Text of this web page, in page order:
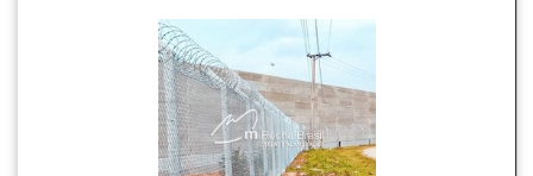
INFORMAÇÕES INTERESSANTES SOBRE GRADIL
PREÇO A Paraná Telas objetiva seus reforços em
oferecer uma estrutura com escritório de alta
qualidade onde são realizadas as atividades e sala de
treinamento com materiais sofisticados, tudo
pensando em gradil preço justo com ótima qualidade.